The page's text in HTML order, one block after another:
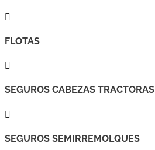

FLOTAS

SEGUROS CABEZAS TRACTORAS

SEGUROS SEMIRREMOLQUES